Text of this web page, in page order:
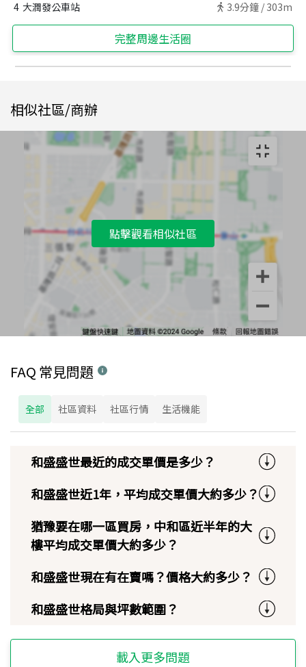
4 大潤發公車站 3.9分鐘 / 303m
完整周邊生活圈
相似社區/商辦
點擊觀看相似社區
FAQ 常見問題
全部 社區資料 社區行情 生活機能
和盛盛世最近的成交單價是多少？
和盛盛世近1年，平均成交單價大約多少？
猶豫要在哪一區買房，中和區近半年的大
樓平均成交單價大約多少？
和盛盛世現在有在賣嗎？價格大約多少？
和盛盛世格局與坪數範圍？
載入更多問題